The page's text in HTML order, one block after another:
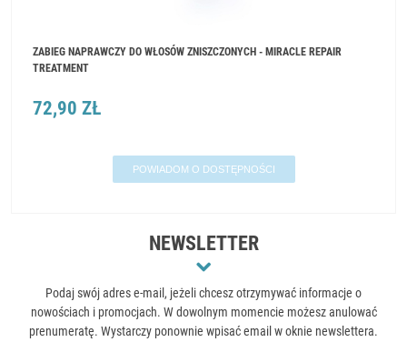
ZABIEG NAPRAWCZY DO WŁOSÓW ZNISZCZONYCH - MIRACLE REPAIR
TREATMENT
72,90 ZŁ
POWIADOM O DOSTĘPNOŚCI
NEWSLETTER
Podaj swój adres e-mail, jeżeli chcesz otrzymywać informacje o
nowościach i promocjach. W dowolnym momencie możesz anulować
prenumeratę. Wystarczy ponownie wpisać email w oknie newslettera.